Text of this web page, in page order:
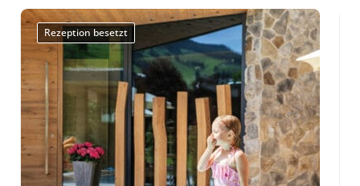
Rezeption besetzt